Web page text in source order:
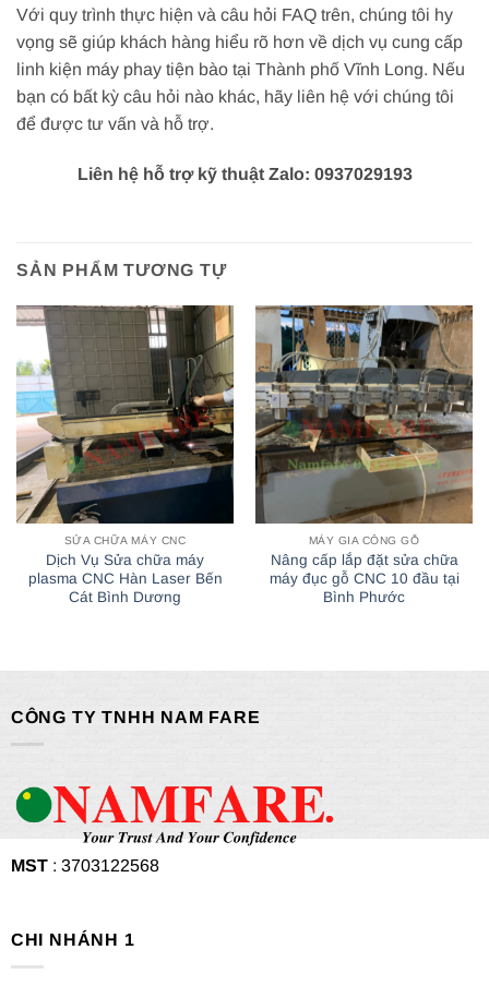
Với quy trình thực hiện và câu hỏi FAQ trên, chúng tôi hy
vọng sẽ giúp khách hàng hiểu rõ hơn về dịch vụ cung cấp
linh kiện máy phay tiện bào tại Thành phố Vĩnh Long. Nếu
bạn có bất kỳ câu hỏi nào khác, hãy liên hệ với chúng tôi
để được tư vấn và hỗ trợ.
Liên hệ hỗ trợ kỹ thuật Zalo: 0937029193
SẢN PHẨM TƯƠNG TỰ
SỬA CHỮA MÁY CNC
Dịch Vụ Sửa chữa máy
plasma CNC Hàn Laser Bến
Cát Bình Dương
MÁY GIA CÔNG GỖ
Nâng cấp lắp đặt sửa chữa
máy đục gỗ CNC 10 đầu tại
Bình Phước
CÔNG TY TNHH NAM FARE
MST: 3703122568
CHI NHÁNH 1